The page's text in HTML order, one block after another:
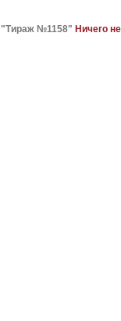
№1158" Ничего